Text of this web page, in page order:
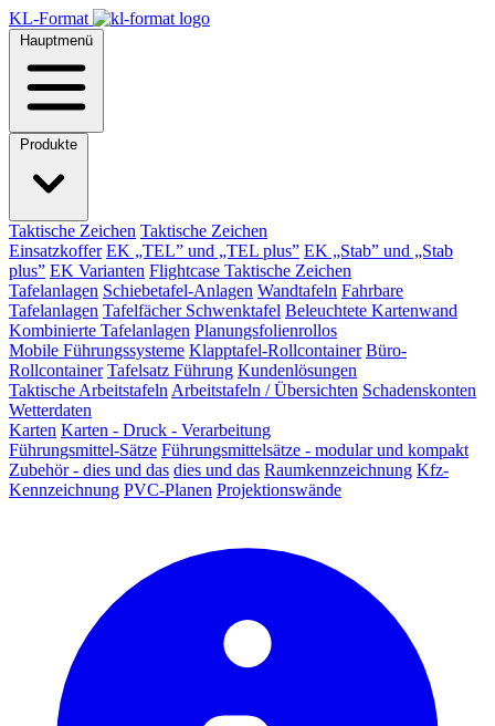
KL-Format
Hauptmenü
Produkte
Taktische Zeichen Taktische Zeichen
Einsatzkoffer EK „TEL” und „TEL plus” EK „Stab” und „Stab
plus” EK Varianten Flightcase Taktische Zeichen
Tafelanlagen Schiebetafel-Anlagen Wandtafeln Fahrbare
Tafelanlagen Tafelfächer Schwenktafel Beleuchtete Kartenwand
Kombinierte Tafelanlagen Planungsfolienrollos
Mobile Führungssysteme Klapptafel-Rollcontainer Büro-
Rollcontainer Tafelsatz Führung Kundenlösungen
Taktische Arbeitstafeln Arbeitstafeln / Übersichten Schadenskonten
Wetterdaten
Karten Karten - Druck - Verarbeitung
Führungsmittel-Sätze Führungsmittelsätze - modular und kompakt
Zubehör - dies und das dies und das Raumkennzeichnung Kfz-
Kennzeichnung PVC-Planen Projektionswände